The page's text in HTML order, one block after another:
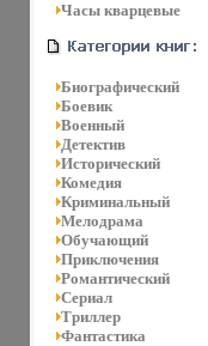
Часы кварцевые
Биографический
Боевик
Военный
Детектив
Исторический
Комедия
Криминальный
Мелодрама
Обучающий
Приключения
Романтический
Сериал
Триллер
Фантастика